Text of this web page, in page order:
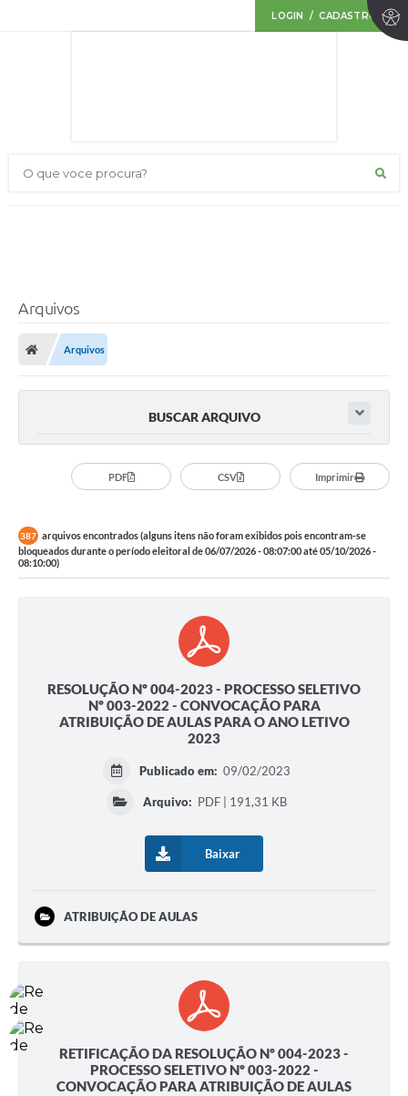
LOGIN / CADASTRO
O que voce procura?
Arquivos
Arquivos
BUSCAR ARQUIVO
PDF CSV Imprimir
387 arquivos encontrados (alguns itens não foram exibidos pois encontram-se
bloqueados durante o período eleitoral de 06/07/2026 - 08:07:00 até 05/10/2026 -
08:10:00)
RESOLUÇÃO Nº 004-2023 - PROCESSO SELETIVO
Nº 003-2022 - CONVOCAÇÃO PARA
ATRIBUIÇÃO DE AULAS PARA O ANO LETIVO
2023
Publicado em: 09/02/2023
Arquivo: PDF | 191,31 KB
Baixar
ATRIBUIÇÃO DE AULAS
RETIFICAÇÃO DA RESOLUÇÃO Nº 004-2023 -
PROCESSO SELETIVO Nº 003-2022 -
CONVOCAÇÃO PARA ATRIBUIÇÃO DE AULAS